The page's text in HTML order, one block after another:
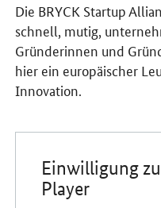
Die BRYCK Startup
schnell, mutig,
Gründerinnen und
hier ein europäischer
Innovation.
Einwilligung
Player